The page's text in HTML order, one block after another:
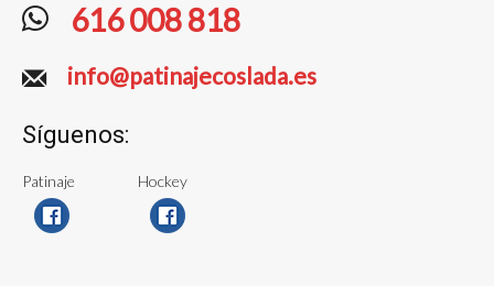
616 008 818
info@patinajecoslada.es
Síguenos:
Patinaje Hockey